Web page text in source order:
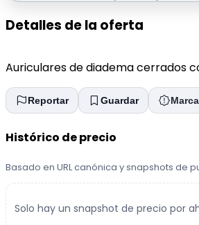
Detalles de la oferta
Auriculares de diadema cerrados
Reportar Guardar
Histórico de precio
Basado en URL canónica y snapshots de
Solo hay un snapshot de precio por